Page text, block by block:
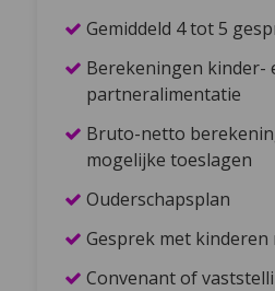
Gemiddeld 4 tot 5
Berekeningen kinder-
partneralimentatie
Bruto-netto
mogelijke toeslagen
Ouderschapsplan
Gesprek met kinderen
Convenant of